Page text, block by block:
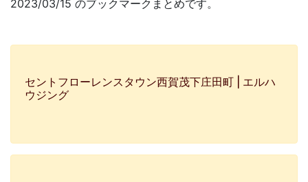
2023/03/15 のブックマークまとめです。
セントフローレンスタウン西賀茂下庄田町 | エルハ
ウジング